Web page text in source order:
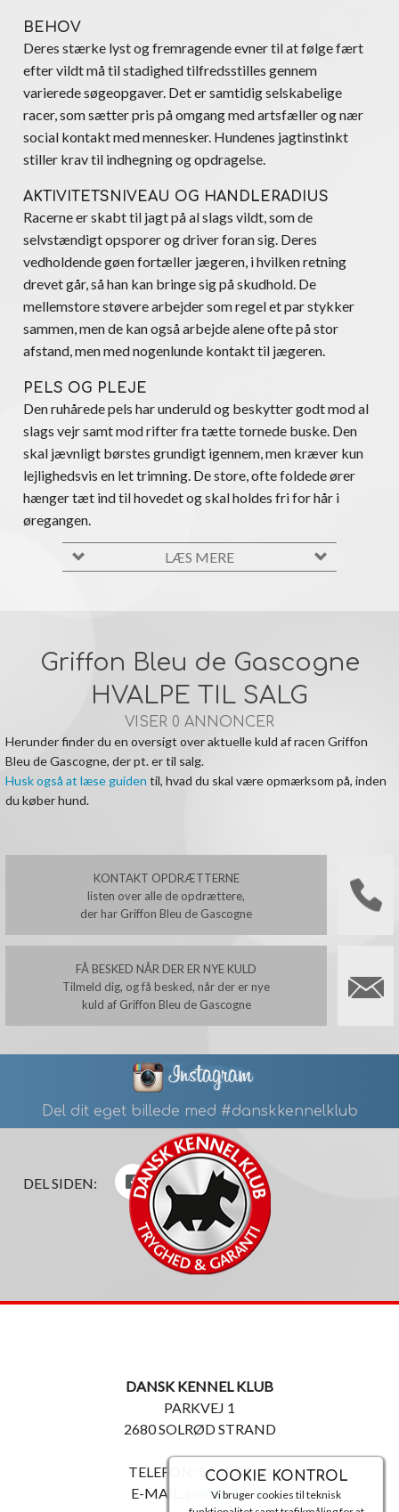
COOKIE KONTROL
Vi bruger cookies til teknisk
BEHOV
Deres stærke lyst og fremragende evner til at følge fært
efter vildt må til stadighed tilfredsstilles gennem
varierede søgeopgaver. Det er samtidig selskabelige
racer, som sætter pris på omgang med artsfæller og nær
social kontakt med mennesker. Hundenes jagtinstinkt
stiller krav til indhegning og opdragelse.
AKTIVITETSNIVEAU OG HANDLERADIUS
Racerne er skabt til jagt på al slags vildt, som de
selvstændigt opsporer og driver foran sig. Deres
vedholdende gøen fortæller jægeren, i hvilken retning
drevet går, så han kan bringe sig på skudhold. De
mellemstore støvere arbejder som regel et par stykker
sammen, men de kan også arbejde alene ofte på stor
afstand, men med nogenlunde kontakt til jægeren.
PELS OG PLEJE
Den ruhårede pels har underuld og beskytter godt mod al
slags vejr samt mod rifter fra tætte tornede buske. Den
skal jævnligt børstes grundigt igennem, men kræver kun
lejlighedsvis en let trimning. De store, ofte foldede ører
hænger tæt ind til hovedet og skal holdes fri for hår i
øregangen.
LÆS MERE
Griffon Bleu de Gascogne
HVALPE TIL SALG
VISER 0 ANNONCER
Herunder finder du en oversigt over aktuelle kuld af racen Griffon
Bleu de Gascogne, der pt. er til salg.
Husk også at læse guiden til, hvad du skal være opmærksom på, inden
du køber hund.
KONTAKT OPDRÆTTERNE
listen over alle de opdrættere,
der har Griffon Bleu de Gascogne
FÅ BESKED NÅR DER ER NYE KULD
Tilmeld dig, og få besked, når der er nye
kuld af Griffon Bleu de Gascogne
Del dit eget billede med #danskkennelklub
DEL SIDEN:
DANSK KENNEL KLUB
PARKVEJ 1
2680 SOLRØD STRAND
TELEFON: 56 18 81 00
E-MAIL:
post@dkk.dk